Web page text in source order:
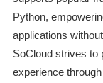
Python,
applications
SoCloud strives to
experience